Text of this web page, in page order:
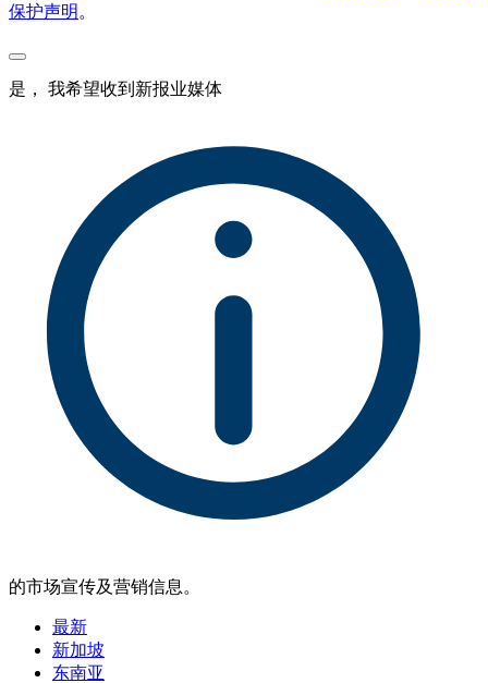
保护声明 。
是， 我希望收到新报业媒体
的市场宣传及营销信息。
最新
新加坡
东南亚